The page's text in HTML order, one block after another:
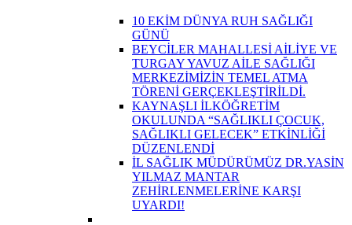
10 EKİM DÜNYA RUH SAĞLIĞI
GÜNÜ
BEYCİLER MAHALLESİ AİLİYE VE
TURGAY YAVUZ AİLE SAĞLIĞI
MERKEZİMİZİN TEMEL ATMA
TÖRENİ GERÇEKLEŞTİRİLDİ.
KAYNAŞLI İLKÖĞRETİM
OKULUNDA “SAĞLIKLI ÇOCUK,
SAĞLIKLI GELECEK” ETKİNLİĞİ
DÜZENLENDİ
İL SAĞLIK MÜDÜRÜMÜZ DR.YASİN
YILMAZ MANTAR
ZEHİRLENMELERİNE KARŞI
UYARDI!